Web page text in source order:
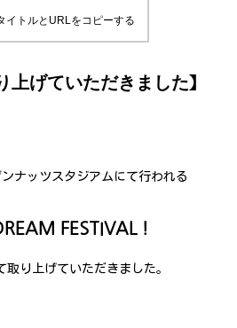
イトルとURLをコピーする
上げていただきました】
ナッツスタジアムにて行われる
FESTIVAL！
取り上げていただきました。